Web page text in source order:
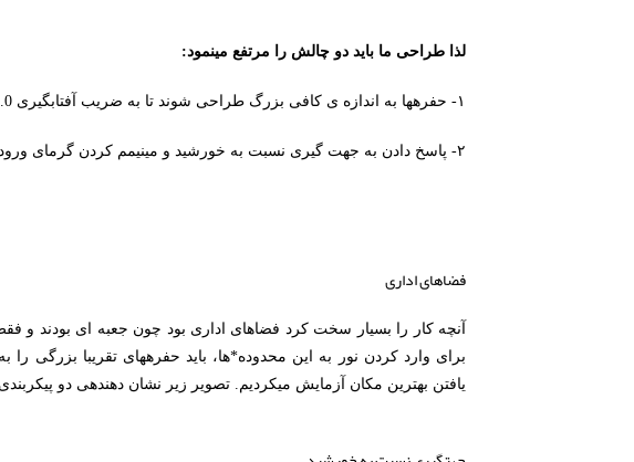
لذا طراحی ما باید دو چالش را مرتفع می‎نمود:
۱- حفره‎ها به اندازه ی کافی بزرگ طراحی شوند تا به ضریب آفتابگیری 1.0 برای فضاهای اداری برسیم.
۲- پاسخ دادن به جهت گیری نسبت به خورشید و مینیمم کردن گرمای ورودی تابش خورشید.
فضاهای اداری
یافتن بهترین مکان آزمایش می‎کردیم. تصویر زیر نشان دهنده‎ی دو پیکربندی مناسب ممکن برای قراردادن پنل‎ بزرگ حفره‎ها است.